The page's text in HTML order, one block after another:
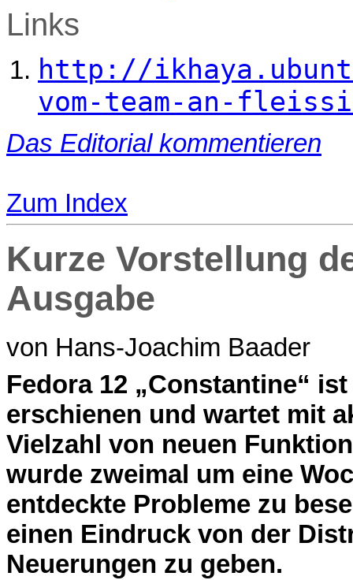
Links
http://
vom-team-an-
Das Editorial kommentieren
Zum Index
Kurze Vorstellung
Ausgabe
von Hans-Joachim Baader
Fedora 12 „Constantine“
erschienen und wartet mit
Vielzahl von neuen
wurde zweimal um eine
entdeckte Probleme zu
einen Eindruck von der
Neuerungen zu geben.